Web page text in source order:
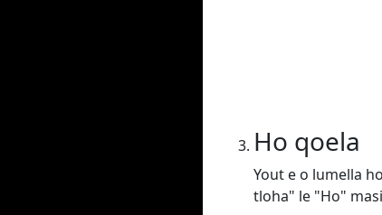
Ho qoela
Yout e o lumella
tloha" le "Ho"